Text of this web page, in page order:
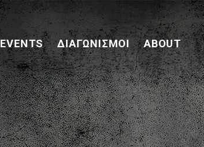
EVENTS ΔΙΑΓΩΝΙΣΜΟΊ ABOUT